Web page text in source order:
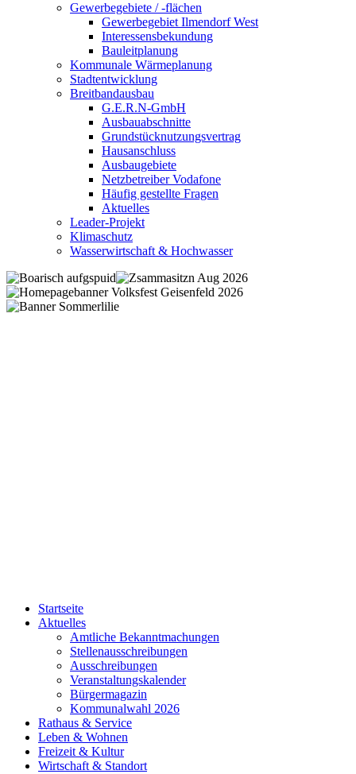
Gewerbegebiete / -flächen
Gewerbegebiet Ilmendorf West
Interessensbekundung
Bauleitplanung
Kommunale Wärmeplanung
Stadtentwicklung
Breitbandausbau
G.E.R.N-GmbH
Ausbauabschnitte
Grundstücknutzungsvertrag
Hausanschluss
Ausbaugebiete
Netzbetreiber Vodafone
Häufig gestellte Fragen
Aktuelles
Leader-Projekt
Klimaschutz
Wasserwirtschaft & Hochwasser
Startseite
Aktuelles
Amtliche Bekanntmachungen
Stellenausschreibungen
Ausschreibungen
Veranstaltungskalender
Bürgermagazin
Kommunalwahl 2026
Rathaus & Service
Leben & Wohnen
Freizeit & Kultur
Wirtschaft & Standort